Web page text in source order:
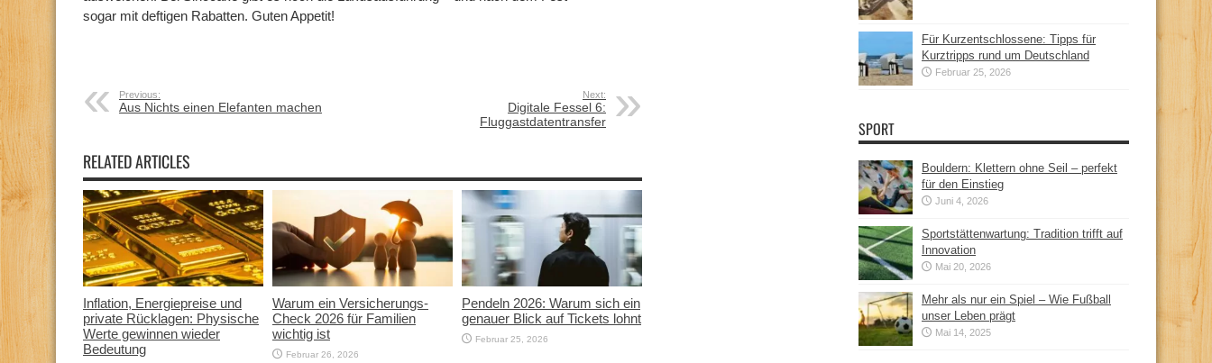
sogar mit deftigen Rabatten. Guten Appetit!
Previous:
Aus Nichts einen Elefanten machen
Next:
Digitale Fessel 6:
Fluggastdatentransfer
RELATED ARTICLES
Inflation, Energiepreise und
private Rücklagen: Physische
Werte gewinnen wieder
Bedeutung
Warum ein Versicherungs-
Check 2026 für Familien
wichtig ist
Februar 26, 2026
Pendeln 2026: Warum sich ein
genauer Blick auf Tickets lohnt
Februar 25, 2026
Für Kurzentschlossene: Tipps für
Kurztripps rund um Deutschland
Februar 25, 2026
SPORT
Bouldern: Klettern ohne Seil – perfekt
für den Einstieg
Juni 4, 2026
Sportstättenwartung: Tradition trifft auf
Innovation
Mai 20, 2026
Mehr als nur ein Spiel – Wie Fußball
unser Leben prägt
Mai 14, 2025